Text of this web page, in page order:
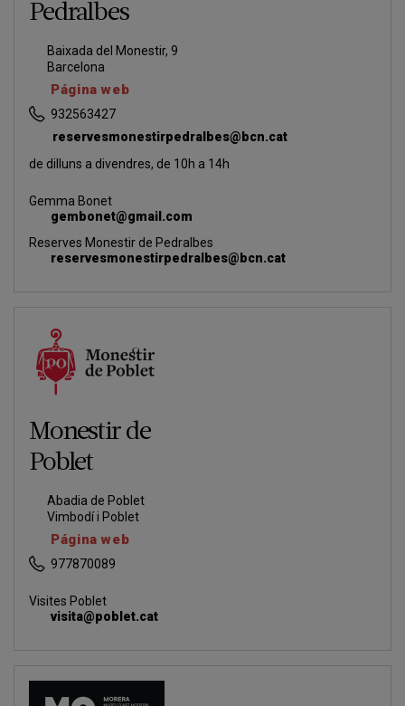
Pedralbes
Baixada del Monestir, 9
Barcelona
Página web
932563427
reservesmonestirpedralbes@bcn.cat
de dilluns a divendres, de 10h a 14h
Gemma Bonet
gembonet@gmail.com
Reserves Monestir de Pedralbes
reservesmonestirpedralbes@bcn.cat
Monestir de
Poblet
Abadia de Poblet
Vimbodí i Poblet
Página web
977870089
Visites Poblet
visita@poblet.cat